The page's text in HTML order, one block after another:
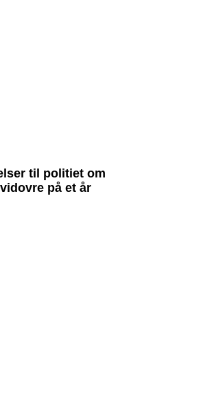
til politiet om
på et år